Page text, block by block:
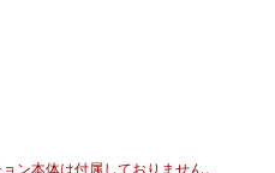
ン本体は付属しておりません。